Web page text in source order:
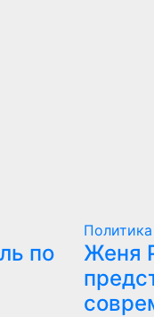
по
Политика
Женя